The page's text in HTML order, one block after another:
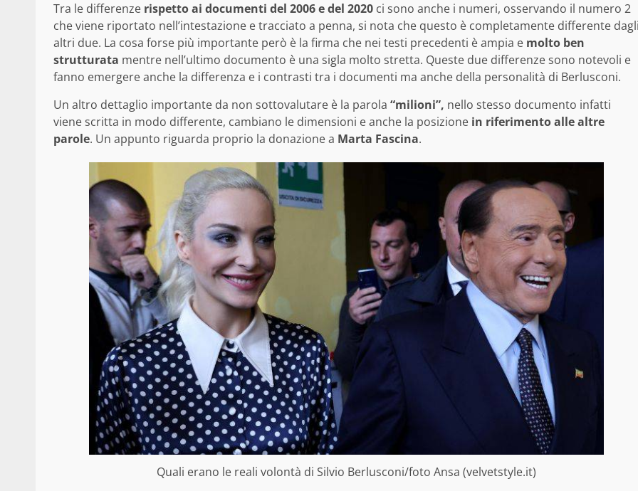
Tra le differenze rispetto ai documenti del 2006 e del 2020 ci sono anche i numeri, osservando il numero 2
che viene riportato nell’intestazione e tracciato a penna, si nota che questo è completamente differente
altri due. La cosa forse più importante però è la firma che nei testi precedenti è ampia e molto ben
strutturata mentre nell’ultimo documento è una sigla molto stretta. Queste due differenze sono notevoli e
fanno emergere anche la differenza e i contrasti tra i documenti ma anche della personalità di Berlusconi.
Un altro dettaglio importante da non sottovalutare è la parola “milioni”, nello stesso documento infatti
viene scritta in modo differente, cambiano le dimensioni e anche la posizione in riferimento alle altre
parole. Un appunto riguarda proprio la donazione a Marta Fascina.
Quali erano le reali volontà di Silvio Berlusconi/foto Ansa (velvetstyle.it)